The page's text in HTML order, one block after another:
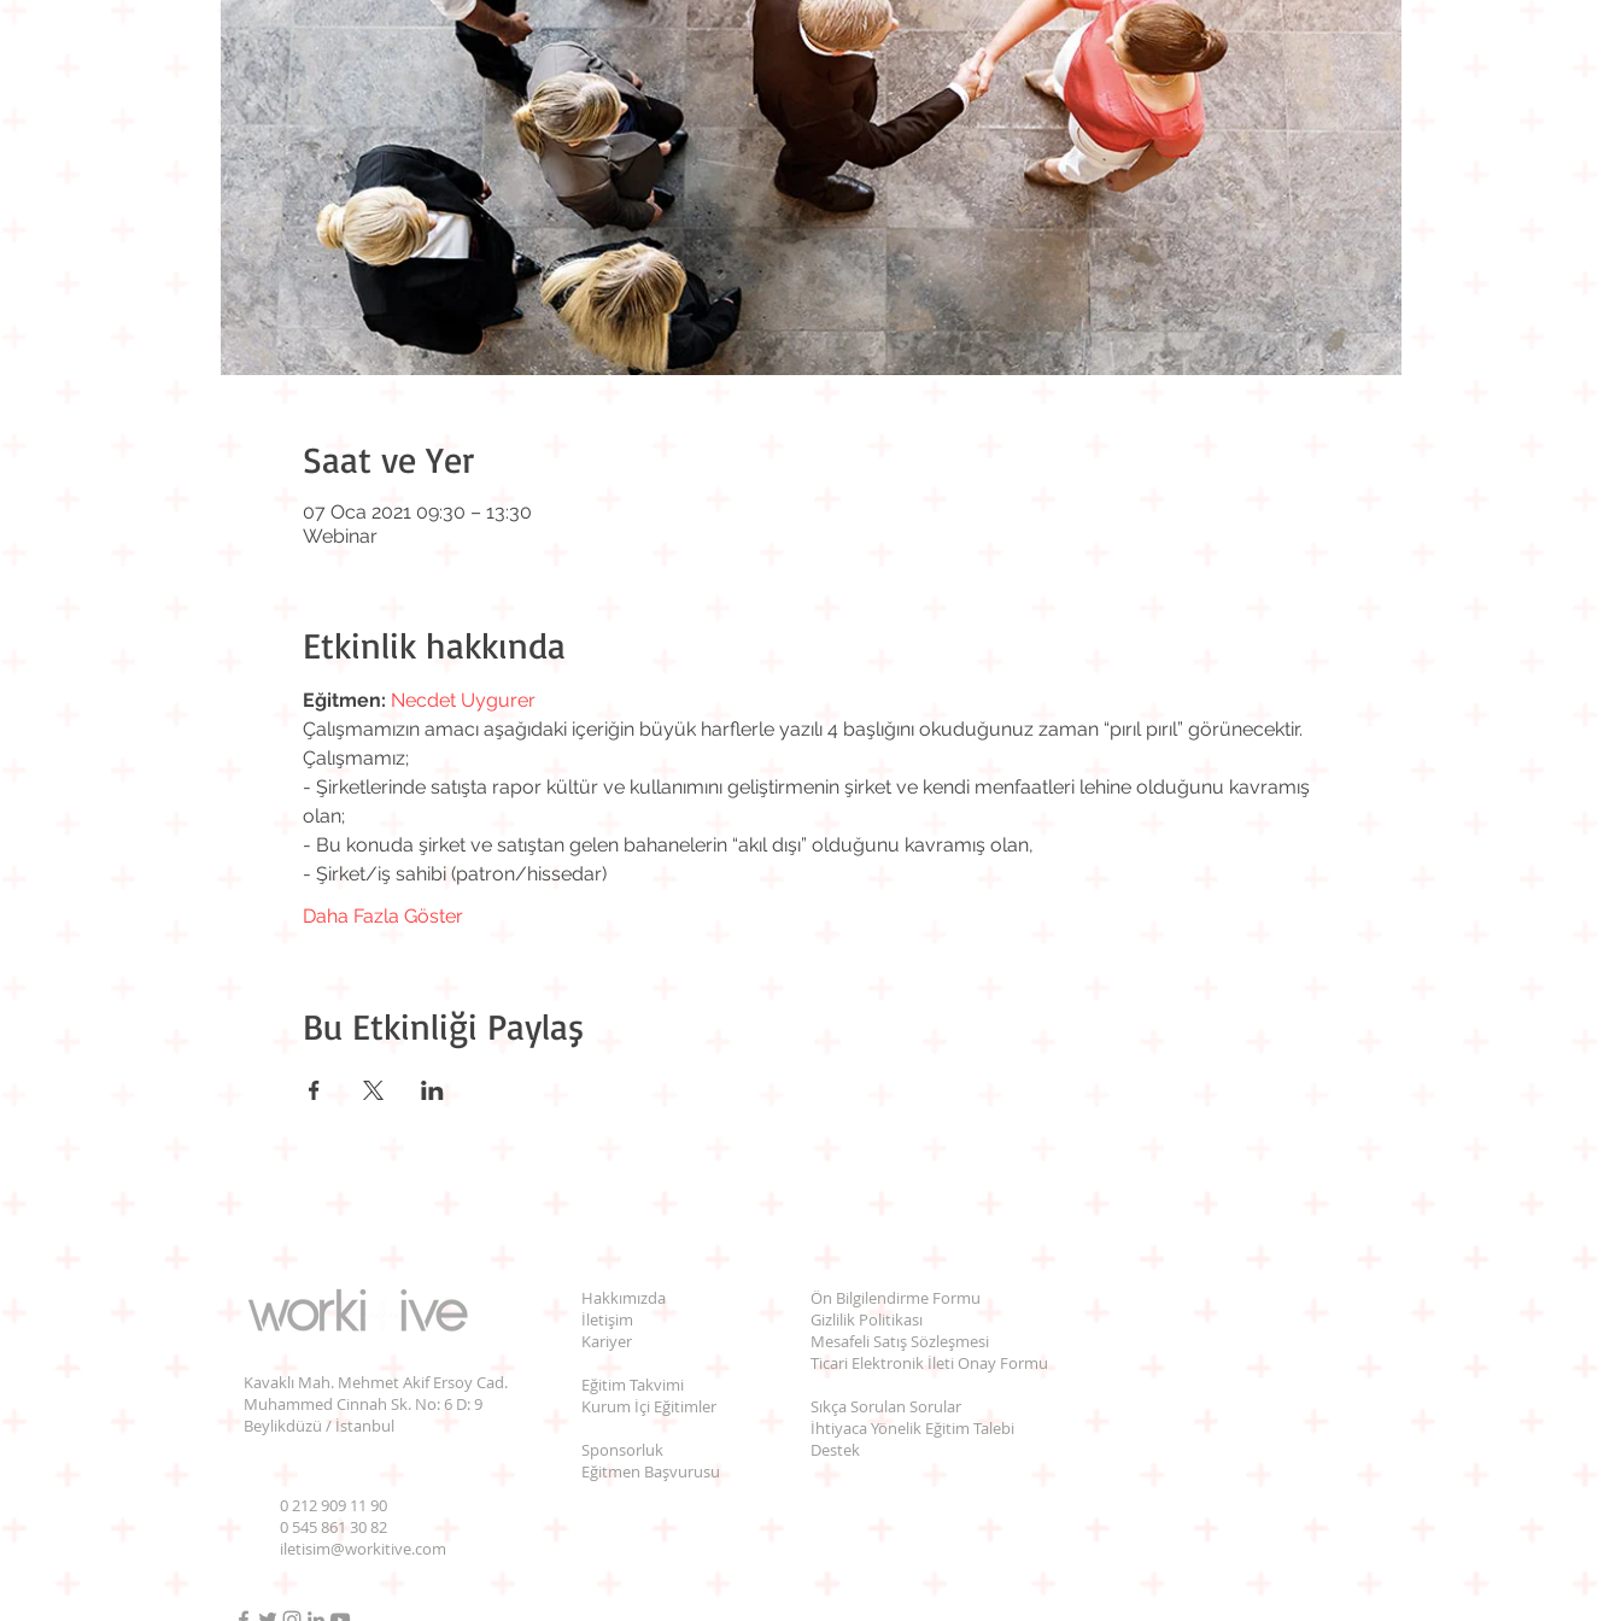
Saat ve Yer
07 Oca 2021 09:30 – 13:30
Webinar
Etkinlik hakkında
Eğitmen: Necdet Uygurer
Çalışmamızın amacı aşağıdaki içeriğin büyük harflerle yazılı 4 başlığını okuduğunuz zaman “pırıl pırıl” görünecektir.
Çalışmamız;
- Şirketlerinde satışta rapor kültür ve kullanımını geliştirmenin şirket ve kendi menfaatleri lehine olduğunu kavramış
olan;
- Bu konuda şirket ve satıştan gelen bahanelerin “akıl dışı” olduğunu kavramış olan,
- Şirket/iş sahibi (patron/hissedar)
Daha Fazla Göster
Bu Etkinliği Paylaş
Kavaklı Mah. Mehmet Akif Ersoy Cad.
Muhammed Cinnah Sk. No: 6 D: 9
Beylikdüzü / İstanbul
0 212 909 11 90
0 545 861 30 82
iletisim@workitive.com
Hakkımızda
İletişim
Kariyer
Eğitim Takvimi
Kurum İçi Eğitimler
Sponsorluk
Eğitmen Başvurusu
Ön Bilgilendirme Formu
Gizlilik Politikası
Mesafeli Satış Sözleşmesi
Ticari Elektronik İleti Onay Formu
Sıkça Sorulan Sorular
İhtiyaca Yönelik Eğitim Talebi
Destek